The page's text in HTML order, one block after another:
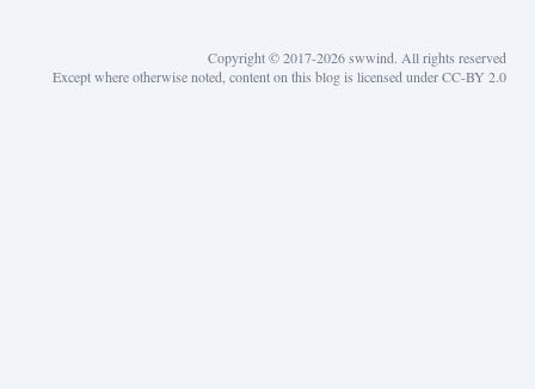
Copyright © 2017-2026 swwind. All rights reserved
Except where otherwise noted, content on this blog is licensed under CC-BY 2.0